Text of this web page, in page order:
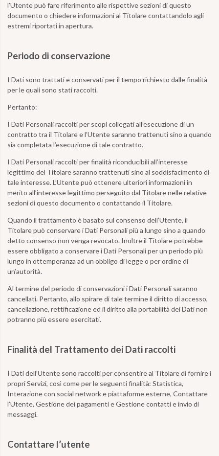
l’Utente può fare riferimento alle rispettive sezioni di questo
documento o chiedere informazioni al Titolare contattandolo agli
estremi riportati in apertura.
Periodo di conservazione
I Dati sono trattati e conservati per il tempo richiesto dalle finalità
per le quali sono stati raccolti.
Pertanto:
I Dati Personali raccolti per scopi collegati all’esecuzione di un
contratto tra il Titolare e l’Utente saranno trattenuti sino a quando
sia completata l’esecuzione di tale contratto.
I Dati Personali raccolti per finalità riconducibili all’interesse
legittimo del Titolare saranno trattenuti sino al soddisfacimento di
tale interesse. L’Utente può ottenere ulteriori informazioni in
merito all’interesse legittimo perseguito dal Titolare nelle relative
sezioni di questo documento o contattando il Titolare.
Quando il trattamento è basato sul consenso dell’Utente, il
Titolare può conservare i Dati Personali più a lungo sino a quando
detto consenso non venga revocato. Inoltre il Titolare potrebbe
essere obbligato a conservare i Dati Personali per un periodo più
lungo in ottemperanza ad un obbligo di legge o per ordine di
un’autorità.
Al termine del periodo di conservazioni i Dati Personali saranno
cancellati. Pertanto, allo spirare di tale termine il diritto di accesso,
cancellazione, rettificazione ed il diritto alla portabilità dei Dati non
potranno più essere esercitati.
Finalità del Trattamento dei Dati raccolti
I Dati dell’Utente sono raccolti per consentire al Titolare di fornire i
propri Servizi, così come per le seguenti finalità: Statistica,
Interazione con social network e piattaforme esterne, Contattare
l’Utente, Gestione dei pagamenti e Gestione contatti e invio di
messaggi.
Contattare l’utente